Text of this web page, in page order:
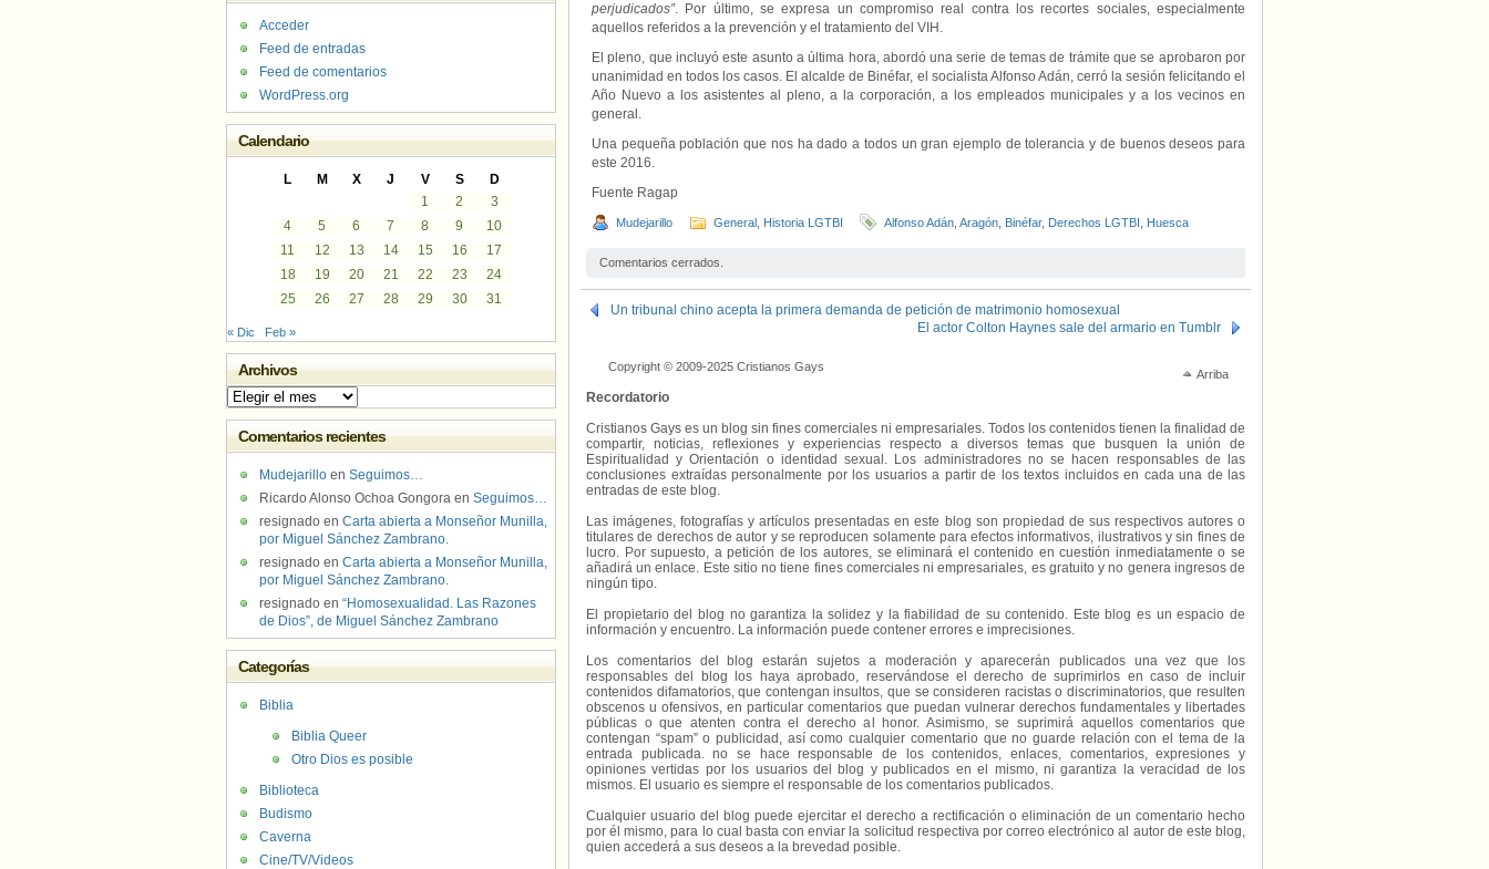
perjudicados”. Por último, se expresa un compromiso real contra los recortes sociales, especialmente
aquellos referidos a la prevención y el tratamiento del VIH.
El pleno, que incluyó este asunto a última hora, abordó una serie de temas de trámite que se aprobaron por
unanimidad en todos los casos. El alcalde de Binéfar, el socialista Alfonso Adán, cerró la sesión felicitando el
Año Nuevo a los asistentes al pleno, a la corporación, a los empleados municipales y a los vecinos en
general.
Una pequeña población que nos ha dado a todos un gran ejemplo de tolerancia y de buenos deseos para
este 2016.
Fuente Ragap
Mudejarillo General Historia LGTBI Alfonso Adán Aragón Binéfar, Derechos LGTBI Huesca
Comentarios cerrados.
Un tribunal chino acepta la primera demanda de petición de matrimonio homosexual
El actor Colton Haynes sale del armario en Tumblr
Arriba
Copyright © 2009-2025 Cristianos Gays
Recordatorio
Cristianos Gays es un blog sin fines comerciales ni empresariales. Todos los contenidos tienen la finalidad de
compartir, noticias, reflexiones y experiencias respecto a diversos temas que busquen la unión de
Espiritualidad y Orientación o identidad sexual. Los administradores no se hacen responsables de las
conclusiones extraídas personalmente por los usuarios a partir de los textos incluidos en cada una de las
entradas de este blog.
Las imágenes, fotografías y artículos presentadas en este blog son propiedad de sus respectivos autores o
titulares de derechos de autor y se reproducen solamente para efectos informativos, ilustrativos y sin fines de
lucro. Por supuesto, a petición de los autores, se eliminará el contenido en cuestión inmediatamente o se
añadirá un enlace. Este sitio no tiene fines comerciales ni empresariales, es gratuito y no genera ingresos de
ningún tipo.
El propietario del blog no garantiza la solidez y la fiabilidad de su contenido. Este blog es un espacio de
información y encuentro. La información puede contener errores e imprecisiones.
Los comentarios del blog estarán sujetos a moderación y aparecerán publicados una vez que los
responsables del blog los haya aprobado, reservándose el derecho de suprimirlos en caso de incluir
contenidos difamatorios, que contengan insultos, que se consideren racistas o discriminatorios, que resulten
obscenos u ofensivos, en particular comentarios que puedan vulnerar derechos fundamentales y libertades
públicas o que atenten contra el derecho al honor. Asimismo, se suprimirá aquellos comentarios que
contengan “spam” o publicidad, así como cualquier comentario que no guarde relación con el tema de la
entrada publicada. no se hace responsable de los contenidos, enlaces, comentarios, expresiones y
opiniones vertidas por los usuarios del blog y publicados en el mismo, ni garantiza la veracidad de los
mismos. El usuario es siempre el responsable de los comentarios publicados.
Cualquier usuario del blog puede ejercitar el derecho a rectificación o eliminación de un comentario hecho
por él mismo, para lo cual basta con enviar la solicitud respectiva por correo electrónico al autor de este blog,
quien accederá a sus deseos a la brevedad posible.
Acceder
Feed de entradas
Feed de comentarios
WordPress.org
Calendario
L M X J V S
D
1
2
3
4
5 6 7 8 9
10
11
12 13 14 15 16
17
18
19 20 21 22 23
24
25
26 27 28 29 30 31
« Dic Feb »
Archivos
Archivos
Comentarios recientes
Mudejarillo en Seguimos…
Ricardo Alonso Ochoa Gongora en Seguimos…
resignado en Carta abierta a Monseñor Munilla,
por Miguel Sánchez Zambrano.
resignado en Carta abierta a Monseñor Munilla,
por Miguel Sánchez Zambrano.
resignado en “Homosexualidad. Las Razones
de Dios”, de Miguel Sánchez Zambrano
Categorías
Biblia
Biblia Queer
Otro Dios es posible
Biblioteca
Budismo
Caverna
Cine/TV/Videos